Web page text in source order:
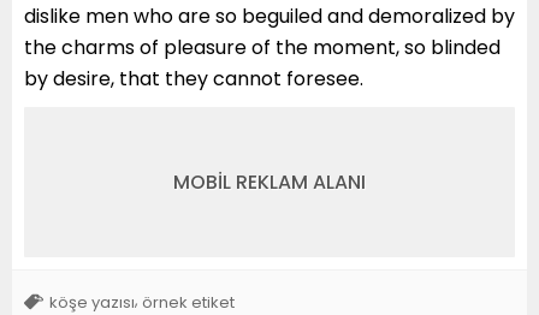
dislike men who are so beguiled and demoralized by
the charms of pleasure of the moment, so blinded
by desire, that they cannot foresee.
MOBİL REKLAM ALANI
köşe yazısı, örnek etiket